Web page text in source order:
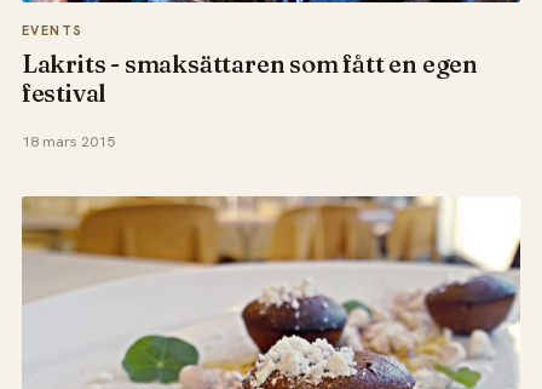
EVENTS
Lakrits - smaksättaren som fått en egen
festival
18 mars 2015